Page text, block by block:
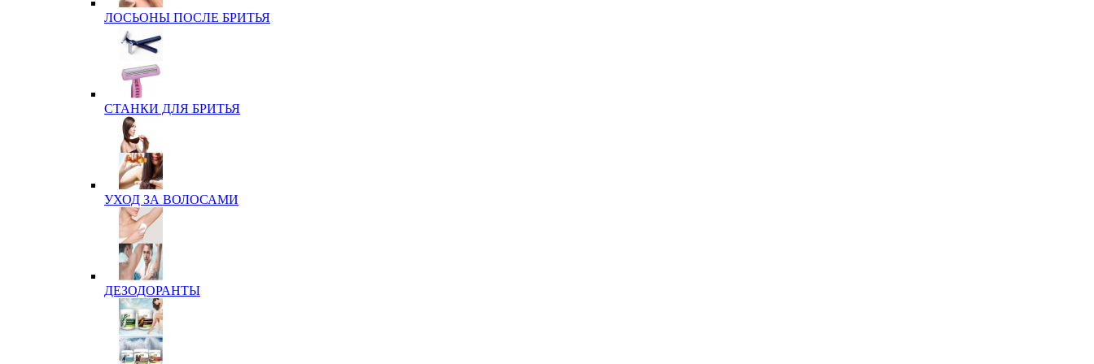
ЛОСЬОНЫ ПОСЛЕ БРИТЬЯ
СТАНКИ ДЛЯ БРИТЬЯ
УХОД ЗА ВОЛОСАМИ
ДЕЗОДОРАНТЫ